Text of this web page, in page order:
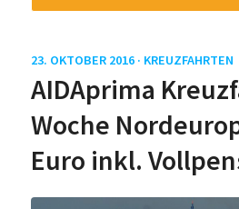
23. OKTOBER 2016 · KREUZFAHRTEN
AIDAprima
Woche
Euro inkl.